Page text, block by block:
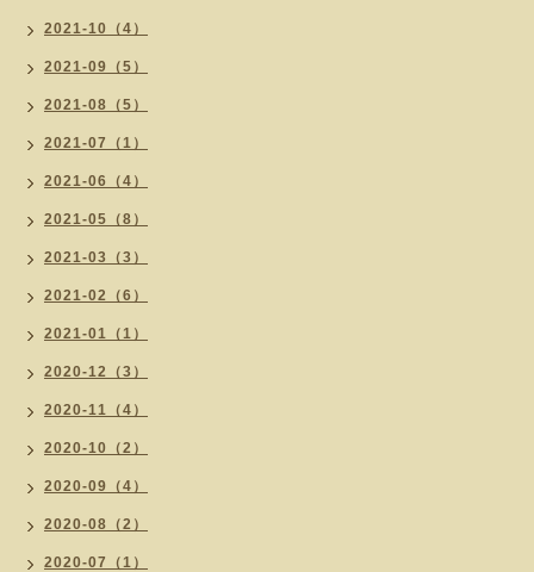
2021-10（4）
2021-09（5）
2021-08（5）
2021-07（1）
2021-06（4）
2021-05（8）
2021-03（3）
2021-02（6）
2021-01（1）
2020-12（3）
2020-11（4）
2020-10（2）
2020-09（4）
2020-08（2）
2020-07（1）